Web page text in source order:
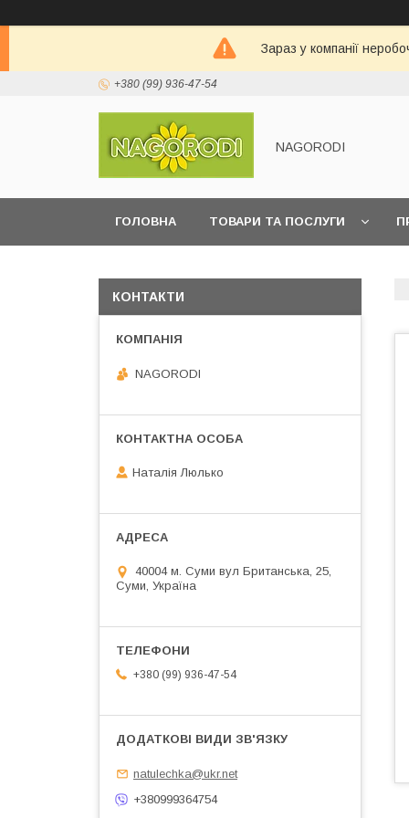
Зараз у компанії
+380 (99) 936-47-54
NAGORODI
ГОЛОВНА ТОВАРИ ТА ПОСЛУГИ
КОНТАКТИ
NAGORODI
Наталія Люлько
40004 м. Суми вул Британська, 25,
Суми, Україна
+380 (99) 936-47-54
natulechka@ukr.net
+380999364754